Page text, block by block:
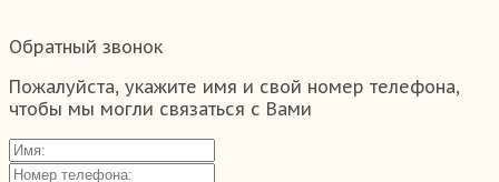
Обратный звонок
Пожалуйста, укажите имя и свой номер телефона,
чтобы мы могли связаться с Вами